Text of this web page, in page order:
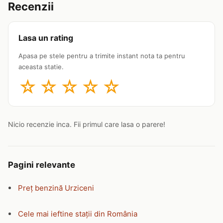
Recenzii
Lasa un rating
Apasa pe stele pentru a trimite instant nota ta pentru
aceasta statie.
☆ ☆ ☆ ☆ ☆
Nicio recenzie inca. Fii primul care lasa o parere!
Pagini relevante
Preț benzină Urziceni
Cele mai ieftine stații din România